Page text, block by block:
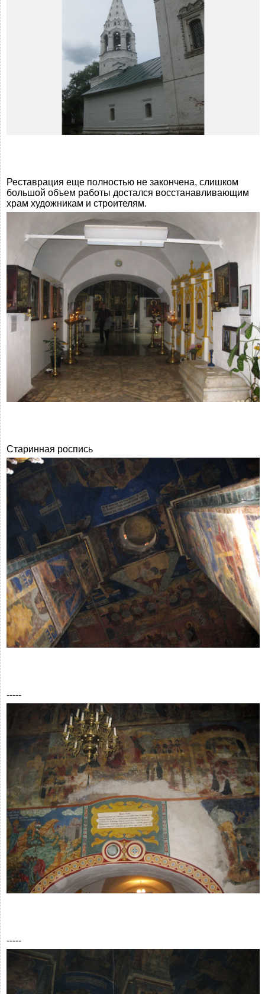
Реставрация еще полностью не закончена, слишком
большой объем работы достался восстанавливающим
храм художникам и строителям.
Старинная роспись
-----
-----